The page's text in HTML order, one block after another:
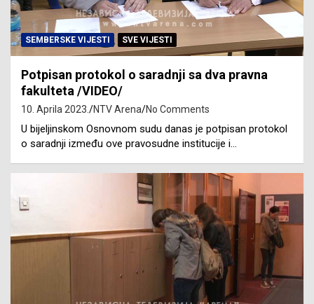
SEMBERSKE VIJESTI SVE VIJESTI
Potpisan protokol o saradnji sa dva pravna
fakulteta /VIDEO/
10. Aprila 2023. NTV Arena No Comments
U bijeljinskom Osnovnom sudu danas je potpisan protokol
o saradnji između ove pravosudne institucije i…